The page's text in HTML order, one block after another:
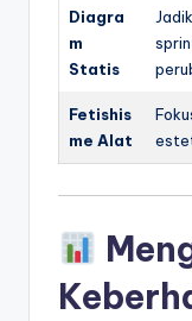
Diagra
m
Statis
Fetishis
me Alat